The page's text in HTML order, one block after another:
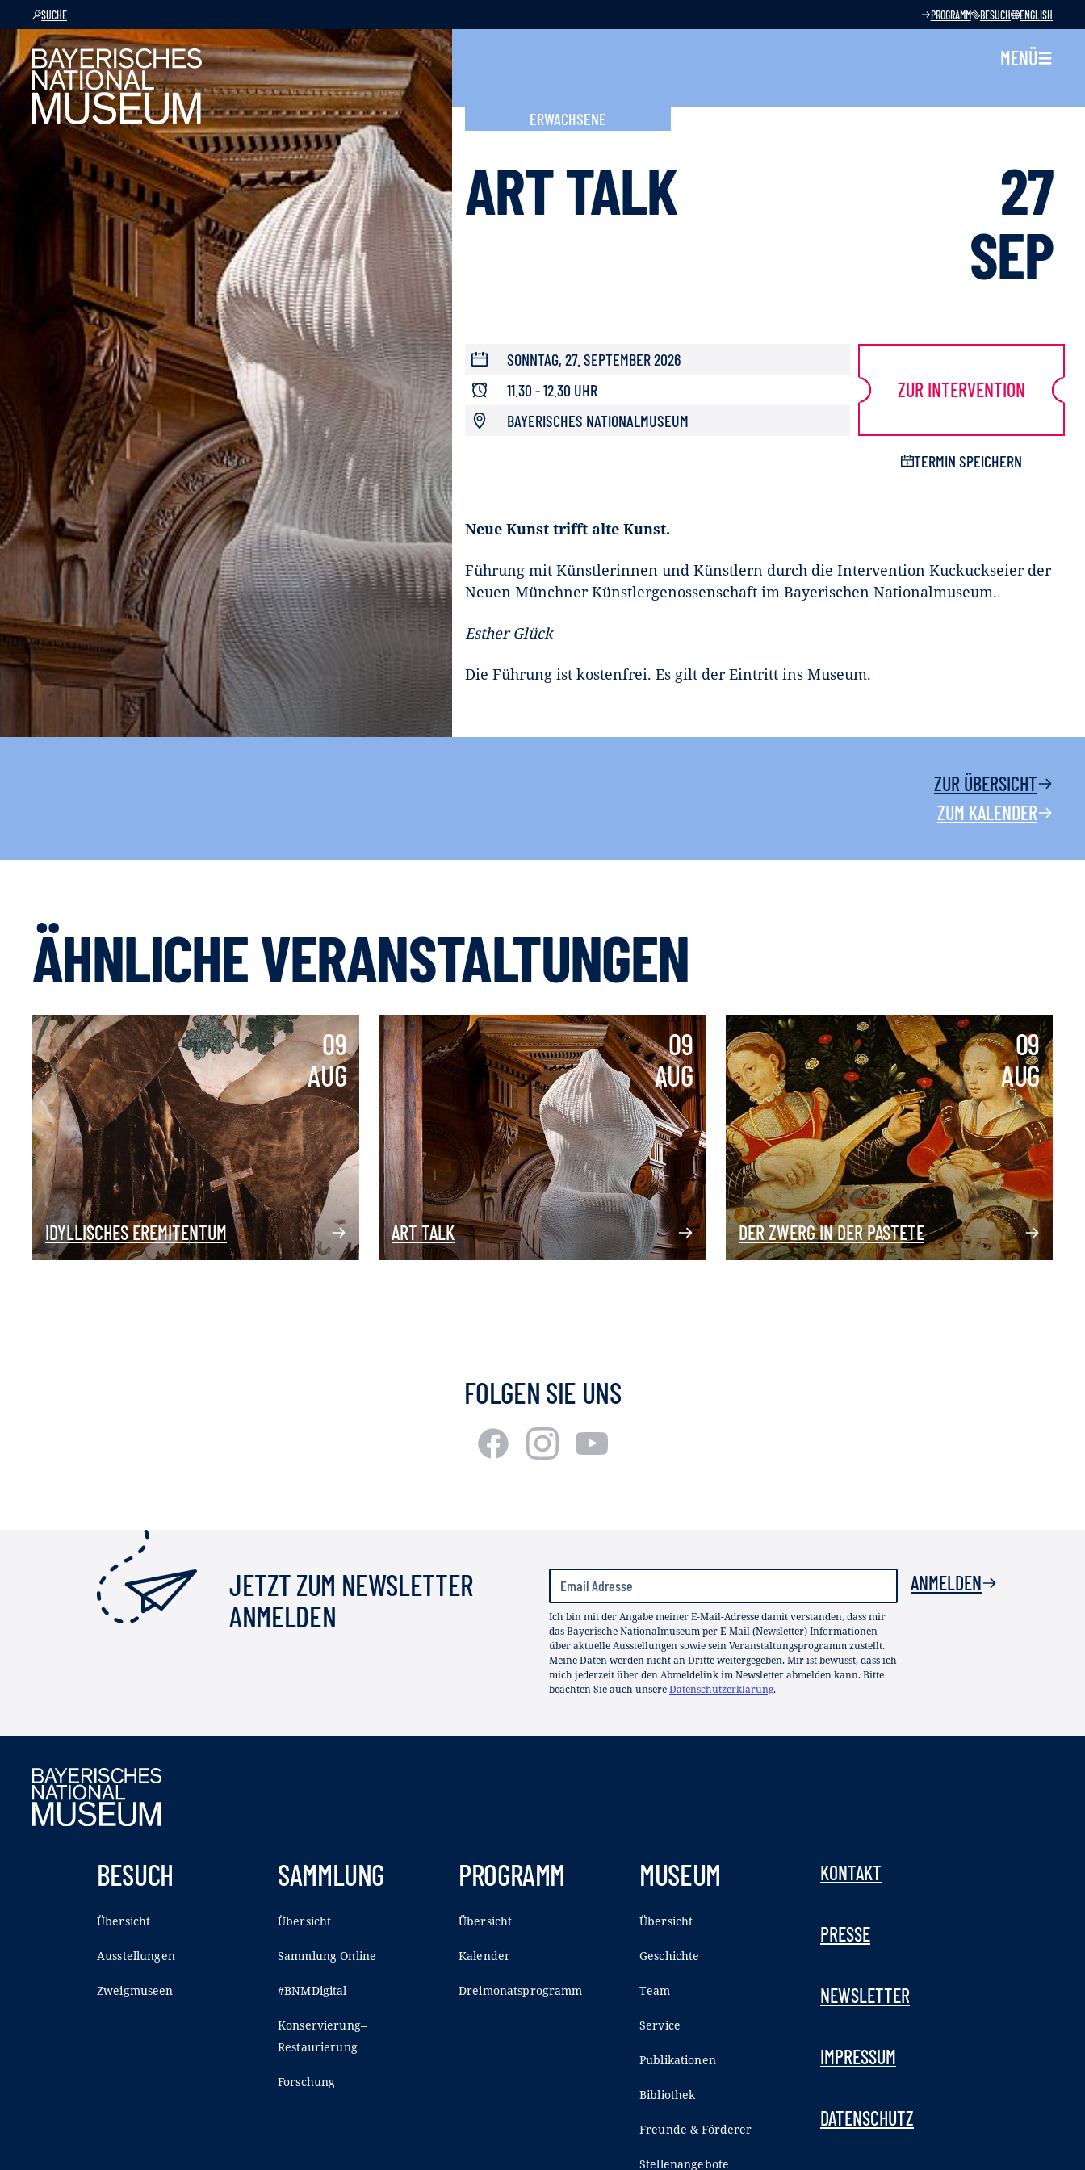
SUCHE PROGRAMM BESUCH ENGLISH
MENÜ
ERWACHSENE
ART TALK
27
SEP
SONNTAG, 27. SEPTEMBER 2026
11.30 - 12.30 UHR
BAYERISCHES NATIONALMUSEUM
ZUR INTERVENTION
TERMIN SPEICHERN
Neue Kunst trifft alte Kunst.
Führung mit Künstlerinnen und Künstlern durch die Intervention Kuckuckseier der
Neuen Münchner Künstlergenossenschaft im Bayerischen Nationalmuseum.
Esther Glück
Die Führung ist kostenfrei. Es gilt der Eintritt ins Museum.
ZUR ÜBERSICHT
ZUM KALENDER
ÄHNLICHE VERANSTALTUNGEN
09
AUG
IDYLLISCHES EREMITENTUM
09
AUG
ART TALK
09
AUG
DER ZWERG IN DER PASTETE
FOLGEN SIE UNS
JETZT ZUM NEWSLETTER
ANMELDEN
Ich bin mit der Angabe meiner E-Mail-Adresse damit verstanden, dass mir
das Bayerische Nationalmuseum per E-Mail (Newsletter) Informationen
über aktuelle Ausstellungen sowie sein Veranstaltungsprogramm zustellt.
Meine Daten werden nicht an Dritte weitergegeben. Mir ist bewusst, dass ich
mich jederzeit über den Abmeldelink im Newsletter abmelden kann. Bitte
beachten Sie auch unsereDatenschutzerklärung.
ANMELDEN
BESUCH
Übersicht
Ausstellungen
Zweigmuseen
SAMMLUNG
Übersicht
Sammlung Online
#BNMDigital
Konservierung–
Restaurierung
Forschung
PROGRAMM
Übersicht
Kalender
Dreimonatsprogramm
MUSEUM
Übersicht
Geschichte
Team
Service
Publikationen
Bibliothek
Freunde & Förderer
Stellenangebote
KONTAKT
PRESSE
NEWSLETTER
IMPRESSUM
DATENSCHUTZ